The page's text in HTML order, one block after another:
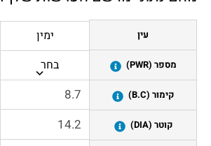
עין
מספר (PWR)
קימור (B.C)
קוטר (DIA)
ימין
בחר